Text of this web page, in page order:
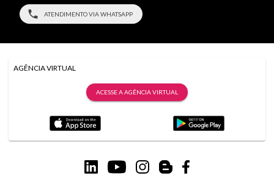
ATENDIMENTO VIA WHATSAPP
AGÊNCIA VIRTUAL
ACESSE A AGÊNCIA VIRTUAL